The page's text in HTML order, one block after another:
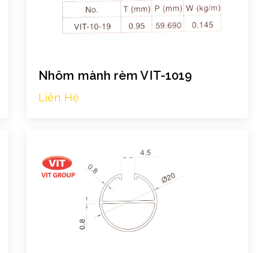
Nhôm mành rèm VIT-1019
Liên Hệ